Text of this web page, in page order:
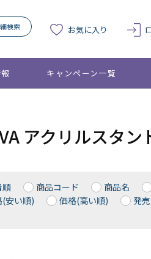
検索 お気に入り
キャンペーン一覧
アクリルスタン
順 商品コード 商品名
(安い順)
価格(高い順) 発